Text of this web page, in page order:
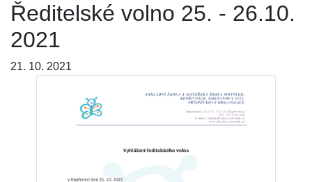
Ředitelské volno 25. - 26.10.
2021
21. 10. 2021